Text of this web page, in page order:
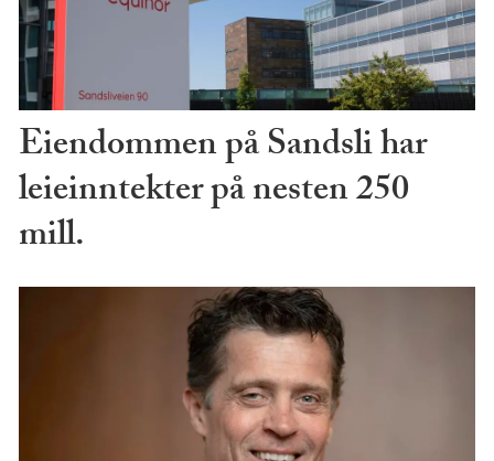
Eiendommen på Sandsli har
leieinntekter på nesten 250
mill.